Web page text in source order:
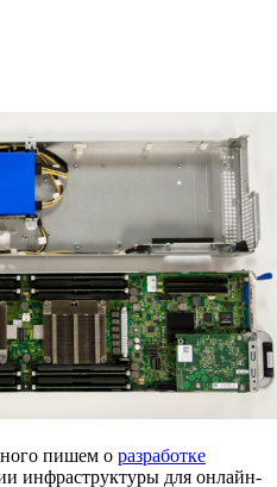
пишем о разработке
инфраструктуры для онлайн-